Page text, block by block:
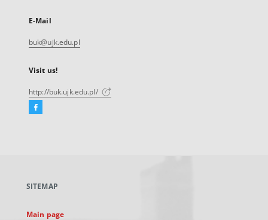
E-Mail
buk@ujk.edu.pl
Visit us!
http://buk.ujk.edu.pl/
Facebook
new
SITEMAP
Main page